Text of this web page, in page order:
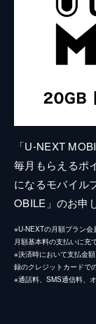
「U-NEXT
毎月もらえるポ
になるモバイル
OBILE」のお申
※U-NEXTの月額プラン
月額基本料の支払いに充
※決済時において支払金
録のクレジットカードで
※通話料、SMS通信料、